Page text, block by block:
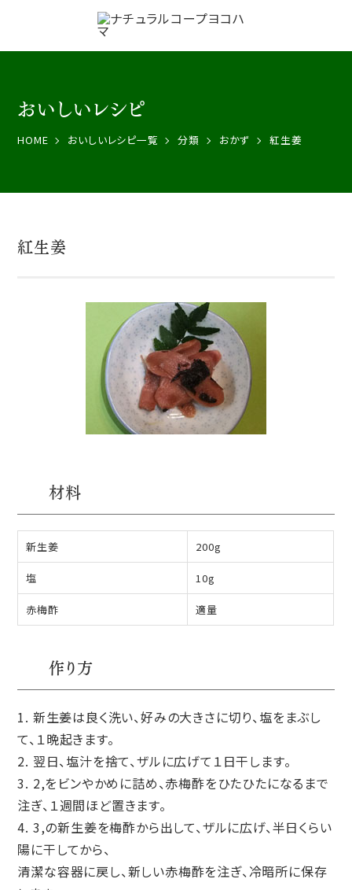
おいしいレシピ
HOME おいしいレシピ一覧 分類 おかず 紅生姜
紅生姜
材料
新生姜 200g
塩 10g
赤梅酢 適量
作り方
新生姜は良く洗い、好みの大きさに切り、塩をまぶし
て、１晩起きます。
翌日、塩汁を捨て、ザルに広げて１日干します。
2,をビンやかめに詰め、赤梅酢をひたひたになるまで
注ぎ、１週間ほど置きます。
3,の新生姜を梅酢から出して、ザルに広げ、半日くらい
陽に干してから、
清潔な容器に戻し、新しい赤梅酢を注ぎ、冷暗所に保存